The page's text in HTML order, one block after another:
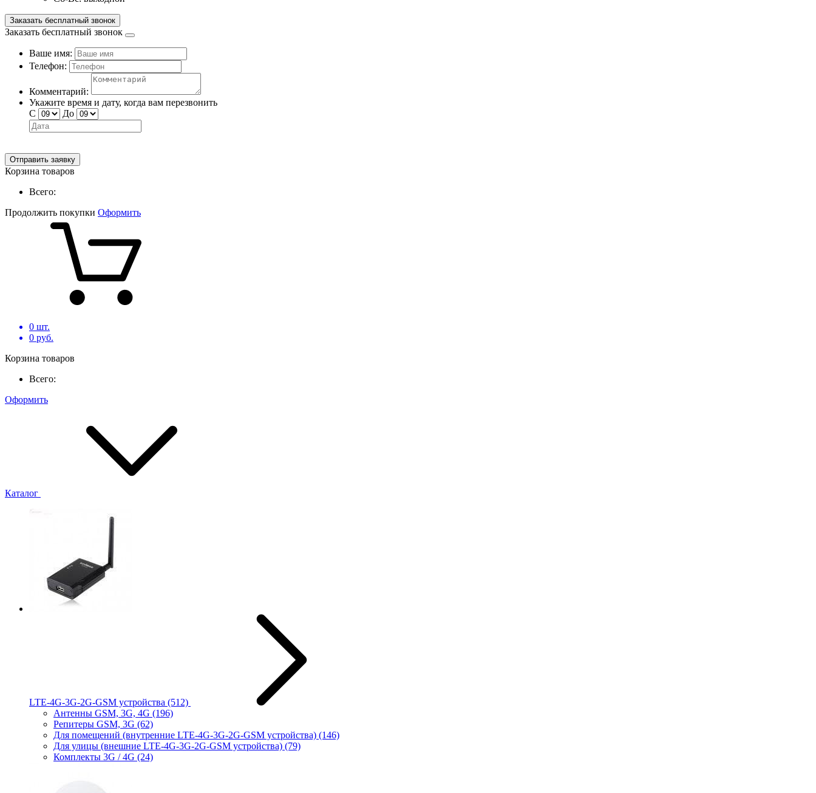
Заказать бесплатный звонок
Заказать бесплатный звонок
Ваше имя:
Телефон:
Комментарий:
Укажите время и дату, когда вам перезвонить
С
До
Отправить заявку
Корзина товаров
Всего:
Продолжить покупки Оформить
0 шт.
0 руб.
Корзина товаров
Всего:
Оформить
Каталог
LTE-4G-3G-2G-GSM устройства (512)
Антенны GSM, 3G, 4G (196)
Репитеры GSM, 3G (62)
Для помещений (внутренние LTE-4G-3G-2G-GSM устройства) (146)
Для улицы (внешние LTE-4G-3G-2G-GSM устройства) (79)
Комплекты 3G / 4G (24)